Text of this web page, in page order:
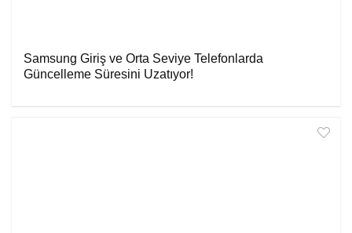
Samsung Giriş ve Orta Seviye Telefonlarda
Güncelleme Süresini Uzatıyor!